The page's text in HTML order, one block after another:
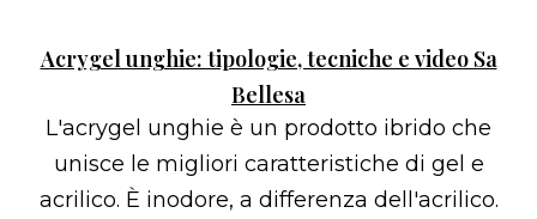
Acrygel unghie: tipologie, tecniche e video Sa
Bellesa
L'acrygel unghie è un prodotto ibrido che
unisce le migliori caratteristiche di gel e
acrilico. È inodore, a differenza dell'acrilico.